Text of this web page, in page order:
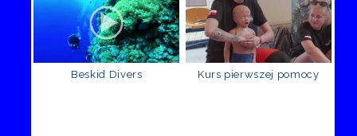
Beskid Divers Kurs pierwszej pomocy